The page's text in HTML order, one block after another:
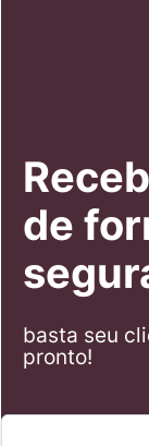
de
basta seu
pronto!